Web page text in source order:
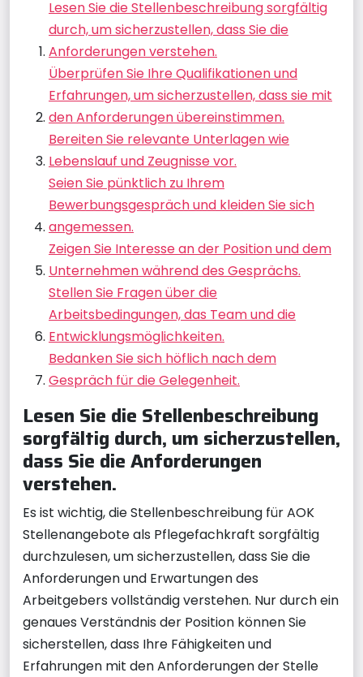
Lesen Sie die Stellenbeschreibung sorgfältig
durch, um sicherzustellen, dass Sie die
Anforderungen verstehen.
Überprüfen Sie Ihre Qualifikationen und
Erfahrungen, um sicherzustellen, dass sie mit
den Anforderungen übereinstimmen.
Bereiten Sie relevante Unterlagen wie
Lebenslauf und Zeugnisse vor.
Seien Sie pünktlich zu Ihrem
Bewerbungsgespräch und kleiden Sie sich
angemessen.
Zeigen Sie Interesse an der Position und dem
Unternehmen während des Gesprächs.
Stellen Sie Fragen über die
Arbeitsbedingungen, das Team und die
Entwicklungsmöglichkeiten.
Bedanken Sie sich höflich nach dem
Gespräch für die Gelegenheit.
Lesen Sie die Stellenbeschreibung
sorgfältig durch, um sicherzustellen,
dass Sie die Anforderungen
verstehen.
Es ist wichtig, die Stellenbeschreibung für AOK
Stellenangebote als Pflegefachkraft sorgfältig
durchzulesen, um sicherzustellen, dass Sie die
Anforderungen und Erwartungen des
Arbeitgebers vollständig verstehen. Nur durch ein
genaues Verständnis der Position können Sie
sicherstellen, dass Ihre Fähigkeiten und
Erfahrungen mit den Anforderungen der Stelle